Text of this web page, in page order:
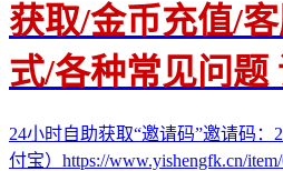
获取/金币充值/
式/各种常见问题
24小时自助获取“邀请码”邀请码
付宝）https://www.yishengfk.cn/